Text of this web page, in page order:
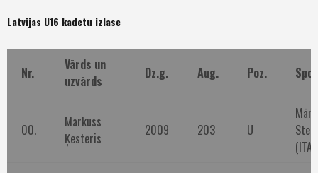
Latvijas U16 kadetu izlase
Nr.
Vārds un
uzvārds
Dz.g. Aug. Poz.
00.
Markuss
Ķesteris
2009 203 U
(ITA)